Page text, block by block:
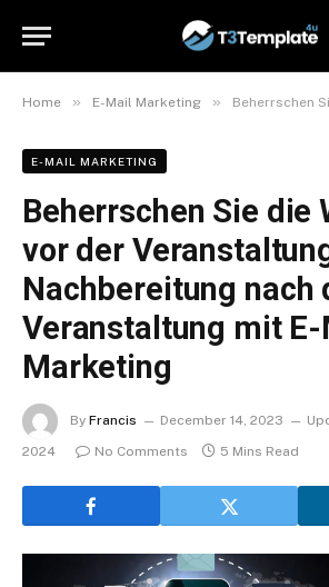
Home » E-Mail Marketing » Beherrschen Sie die Werbung vor der
E-MAIL MARKETING
Beherrschen Sie die
vor der
Nachbereitung nach
Veranstaltung mit
Marketing
By Francis December 14, 2023
2024
No Comments 5 Mins Read